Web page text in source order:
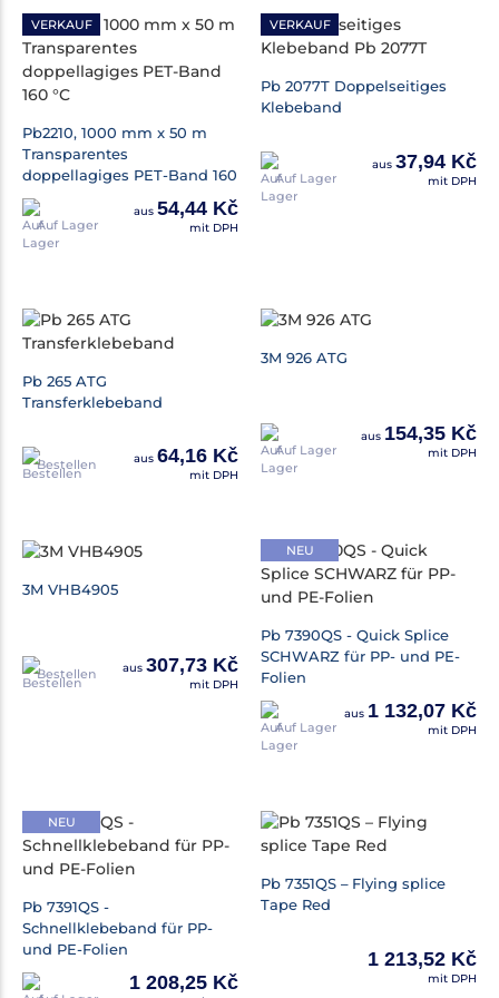
VERKAUF
Pb2210, 1000 mm x 50 m
Transparentes
doppellagiges PET-Band 160
°C
Auf Lager
aus 54,44 Kč
mit DPH
VERKAUF
Pb 2077T Doppelseitiges
Klebeband
Auf Lager
aus 37,94 Kč
mit DPH
Pb 265 ATG
Transferklebeband
Bestellen aus 64,16 Kč
mit DPH
3M 926 ATG
Auf Lager
aus 154,35 Kč
mit DPH
3M VHB4905
Bestellen aus 307,73 Kč
mit DPH
NEU
Pb 7390QS - Quick Splice
SCHWARZ für PP- und PE-
Folien
Auf Lager
aus 1 132,07 Kč
mit DPH
NEU
Pb 7391QS -
Schnellklebeband für PP-
und PE-Folien
1 208,25 Kč
Pb 7351QS – Flying splice
Tape Red
1 213,52 Kč
mit DPH